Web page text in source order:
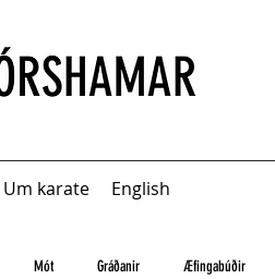
Um karate English
Mót Gráðanir Æfingabúðir